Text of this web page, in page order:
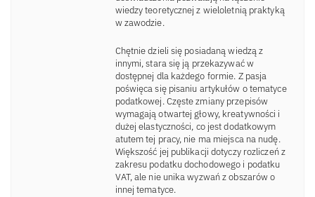
wiedzy teoretycznej z wieloletnią praktyką
w zawodzie.
Chętnie dzieli się posiadaną wiedzą z
innymi, stara się ją przekazywać w
dostępnej dla każdego formie. Z pasja
poświęca się pisaniu artykułów o tematyce
podatkowej. Częste zmiany przepisów
wymagają otwartej głowy, kreatywności i
dużej elastyczności, co jest dodatkowym
atutem tej pracy, nie ma miejsca na nudę.
Większość jej publikacji dotyczy rozliczeń z
zakresu podatku dochodowego i podatku
VAT, ale nie unika wyzwań z obszarów o
innej tematyce.